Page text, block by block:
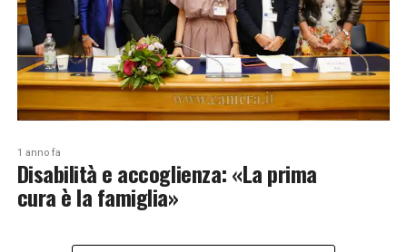
1 anno fa
Disabilità e accoglienza: «La prima
cura è la famiglia»